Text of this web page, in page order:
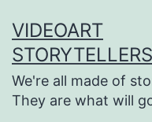
para
conteúdo
VIDEOART
STORYTELLERS
We're all made of
They are what will